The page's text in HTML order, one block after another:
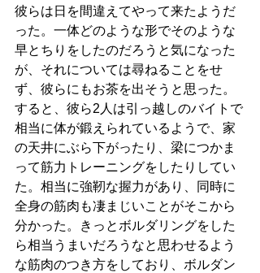
彼らは日を間違えてやって来たようだ
った。一体どのような形でそのような
早とちりをしたのだろうと気になった
が、それについては尋ねることをせ
ず、彼らにもお茶を出そうと思った。
すると、彼ら2人は引っ越しのバイトで
相当に体が鍛えられているようで、家
の天井にぶら下がったり、梁につかま
って筋力トレーニングをしたりしてい
た。相当に強靭な握力があり、同時に
全身の筋肉も凄まじいことがそこから
分かった。きっとボルダリングをした
ら相当うまいだろうなと思わせるよう
な筋肉のつき方をしており、ボルダン